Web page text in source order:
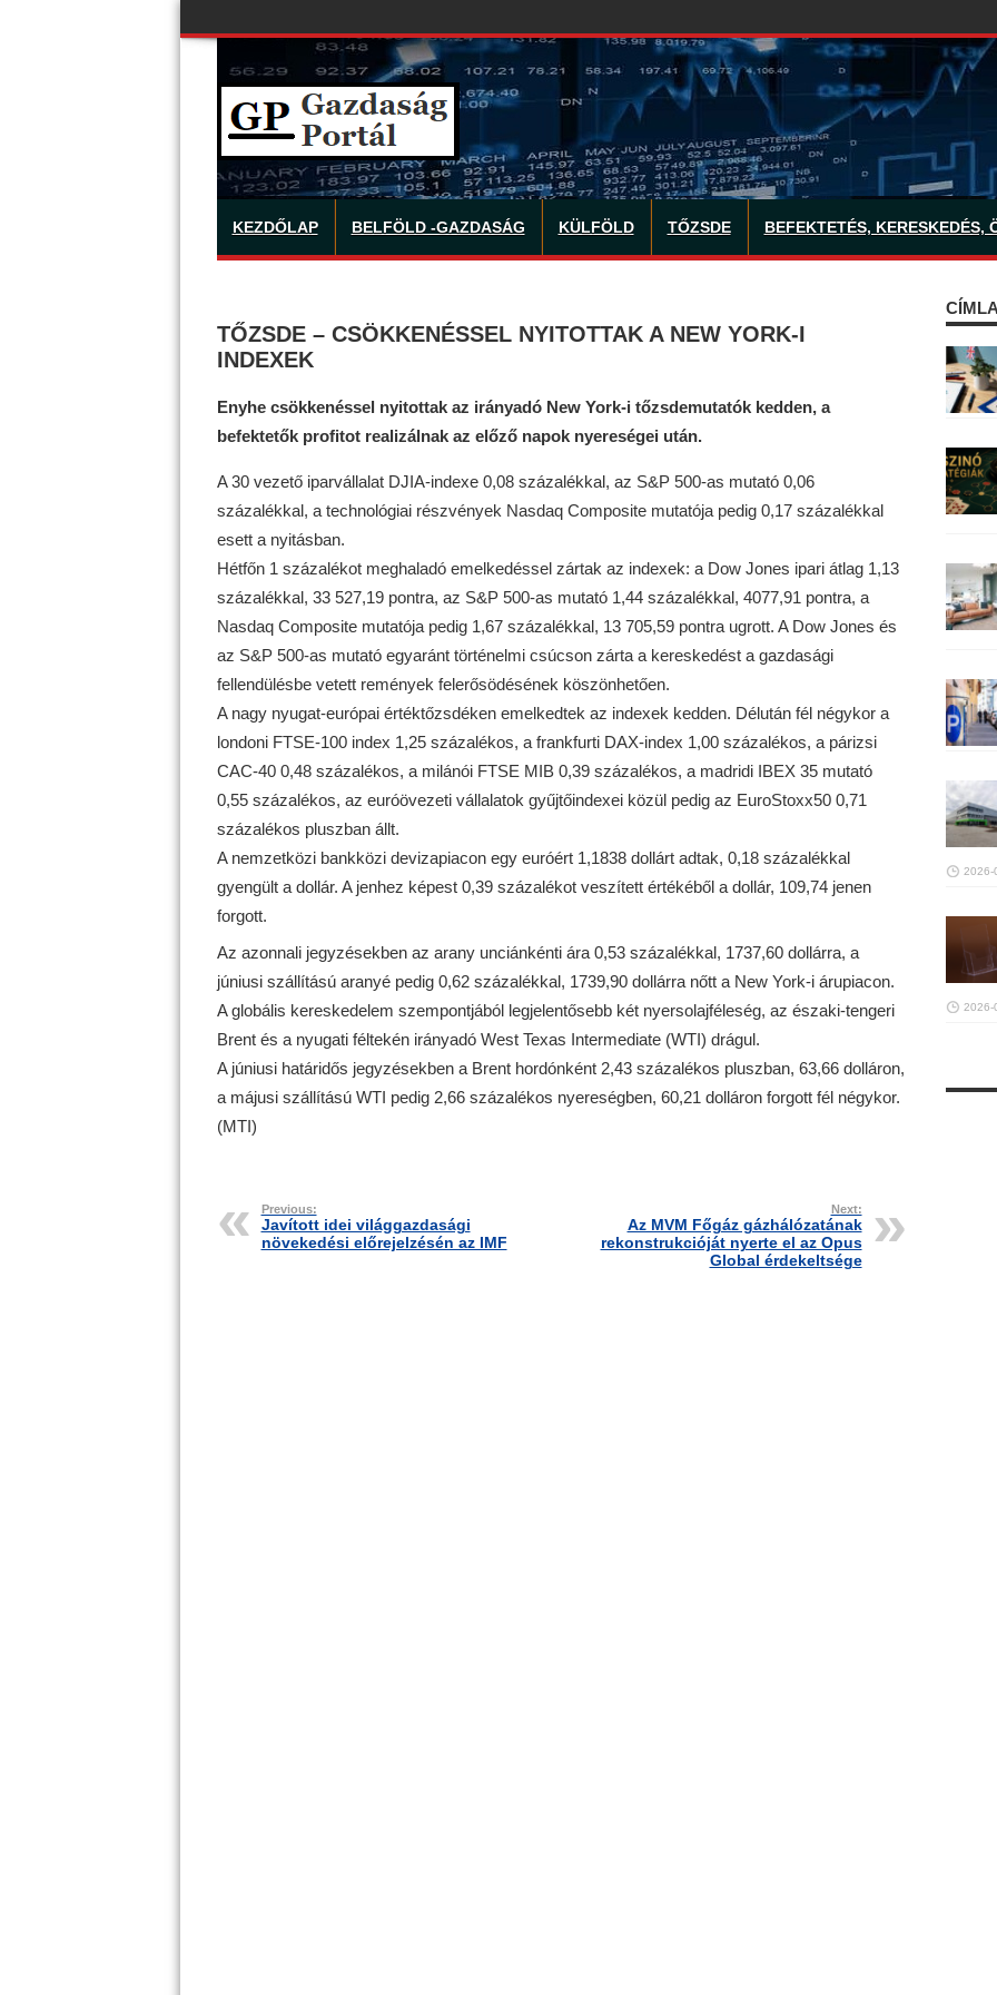
KEZDŐLAP BELFÖLD -GAZDASÁG KÜLFÖLD TŐZSDE BEFEKTETÉS, KERESKEDÉS,
TŐZSDE – CSÖKKENÉSSEL NYITOTTAK A NEW YORK-I
INDEXEK
Enyhe csökkenéssel nyitottak az irányadó New York-i tőzsdemutatók kedden, a
befektetők profitot realizálnak az előző napok nyereségei után.
A 30 vezető iparvállalat DJIA-indexe 0,08 százalékkal, az S&P 500-as mutató 0,06
százalékkal, a technológiai részvények Nasdaq Composite mutatója pedig 0,17 százalékkal
esett a nyitásban.
Hétfőn 1 százalékot meghaladó emelkedéssel zártak az indexek: a Dow Jones ipari átlag 1,13
százalékkal, 33 527,19 pontra, az S&P 500-as mutató 1,44 százalékkal, 4077,91 pontra, a
Nasdaq Composite mutatója pedig 1,67 százalékkal, 13 705,59 pontra ugrott. A Dow Jones és
az S&P 500-as mutató egyaránt történelmi csúcson zárta a kereskedést a gazdasági
fellendülésbe vetett remények felerősödésének köszönhetően.
A nagy nyugat-európai értéktőzsdéken emelkedtek az indexek kedden. Délután fél négykor a
londoni FTSE-100 index 1,25 százalékos, a frankfurti DAX-index 1,00 százalékos, a párizsi
CAC-40 0,48 százalékos, a milánói FTSE MIB 0,39 százalékos, a madridi IBEX 35 mutató
0,55 százalékos, az euróövezeti vállalatok gyűjtőindexei közül pedig az EuroStoxx50 0,71
százalékos pluszban állt.
A nemzetközi bankközi devizapiacon egy euróért 1,1838 dollárt adtak, 0,18 százalékkal
gyengült a dollár. A jenhez képest 0,39 százalékot veszített értékéből a dollár, 109,74 jenen
forgott.
Az azonnali jegyzésekben az arany unciánkénti ára 0,53 százalékkal, 1737,60 dollárra, a
júniusi szállítású aranyé pedig 0,62 százalékkal, 1739,90 dollárra nőtt a New York-i árupiacon.
A globális kereskedelem szempontjából legjelentősebb két nyersolajféleség, az északi-tengeri
Brent és a nyugati féltekén irányadó West Texas Intermediate (WTI) drágul.
A júniusi határidős jegyzésekben a Brent hordónként 2,43 százalékos pluszban, 63,66 dolláron,
a májusi szállítású WTI pedig 2,66 százalékos nyereségben, 60,21 dolláron forgott fél négykor.
(MTI)
Previous:
Javított idei világgazdasági
növekedési előrejelzésén az IMF
Next:
Az MVM Főgáz gázhálózatának
rekonstrukcióját nyerte el az Opus
Global érdekeltsége
2026-
2026-